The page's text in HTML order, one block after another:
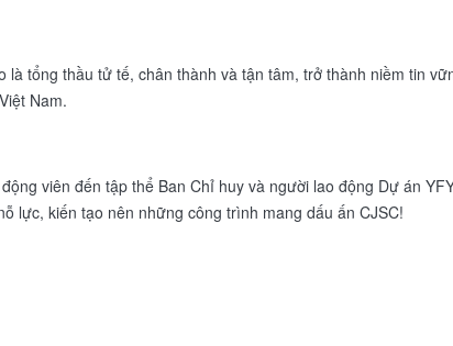
là tổng thầu tử tế, chân thành và tận tâm, trở thành niềm tin
Nam.
viên đến tập thể Ban Chỉ huy và người lao động Dự án
lực, kiến tạo nên những công trình mang dấu ấn CJSC!